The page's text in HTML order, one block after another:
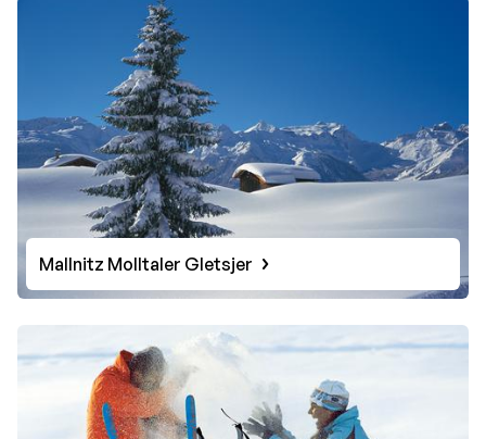
Mallnitz Molltaler Gletsjer